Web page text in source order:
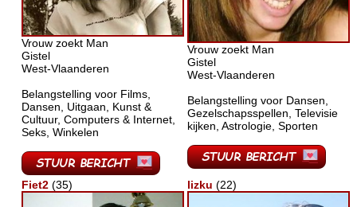
Vrouw zoekt Man
Gistel
West-Vlaanderen
Belangstelling voor Films,
Dansen, Uitgaan, Kunst &
Cultuur, Computers & Internet,
Seks, Winkelen
Vrouw zoekt Man
Gistel
West-Vlaanderen
Belangstelling voor Dansen,
Gezelschapsspellen, Televisie
kijken, Astrologie, Sporten
Fiet2 (35) lizku (22)